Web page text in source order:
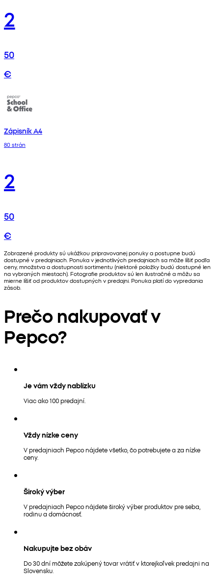
2
50
€
Zápisník A4
80 strán
2
50
€
Zobrazené produkty sú ukážkou pripravovanej ponuky a postupne budú
dostupné v predajniach. Ponuka v jednotlivých predajniach sa môže líšiť podľa
ceny, množstva a dostupnosti sortimentu (niektoré položky budú dostupné len
na vybraných miestach). Fotografie produktov sú len ilustračné a môžu sa
mierne líšiť od produktov dostupných v predajni. Ponuka platí do vypredania
zásob.
Prečo nakupovať v
Pepco?
Je vám vždy nablízku
Viac ako 100 predajní.
Vždy nízke ceny
V predajniach Pepco nájdete všetko, čo potrebujete a za nízke
ceny.
Široký výber
V predajniach Pepco nájdete široký výber produktov pre seba,
rodinu a domácnosť.
Nakupujte bez obáv
Do 30 dní môžete zakúpený tovar vrátiť v ktorejkoľvek predajni na
Slovensku.